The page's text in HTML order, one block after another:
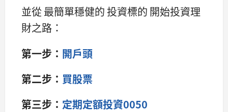
並從 最簡單穩健的 投資標的 開始投資理
財之路：
第一步： 開戶頭
第二步： 買股票
第三步： 定期定額投資0050